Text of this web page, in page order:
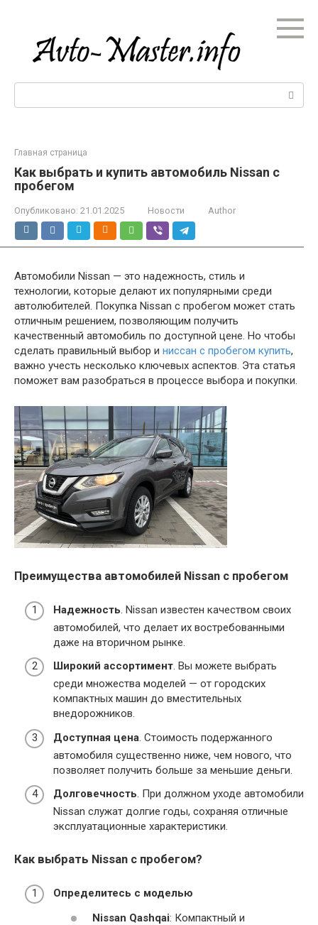
Главная страница
Как выбрать и купить автомобиль Nissan с
пробегом
Опубликовано: 21.01.2025 Новости Author
Автомобили Nissan — это надежность, стиль и
технологии, которые делают их популярными среди
автолюбителей. Покупка Nissan с пробегом может стать
отличным решением, позволяющим получить
качественный автомобиль по доступной цене. Но чтобы
сделать правильный выбор и ниссан с пробегом купить,
важно учесть несколько ключевых аспектов. Эта статья
поможет вам разобраться в процессе выбора и покупки.
Преимущества автомобилей Nissan с пробегом
Надежность . Nissan известен качеством своих
автомобилей, что делает их востребованными
даже на вторичном рынке.
Широкий ассортимент. Вы можете выбрать
среди множества моделей — от городских
компактных машин до вместительных
внедорожников.
Доступная цена . Стоимость подержанного
автомобиля существенно ниже, чем нового, что
позволяет получить больше за меньшие деньги.
Долговечность. При должном уходе автомобили
Nissan служат долгие годы, сохраняя отличные
эксплуатационные характеристики.
Как выбрать Nissan с пробегом?
Определитесь с моделью
Nissan Qashqai: Компактный и